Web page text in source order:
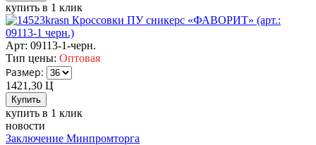
купить в 1 клик
Кроссовки ПУ сникерс «ФАВОРИТ» (арт.:
09113-1 черн.)
Арт: 09113-1-черн.
Тип цены: Оптовая
Размер:
1421,30 Ц
купить в 1 клик
новости
Заключение Минпромторга